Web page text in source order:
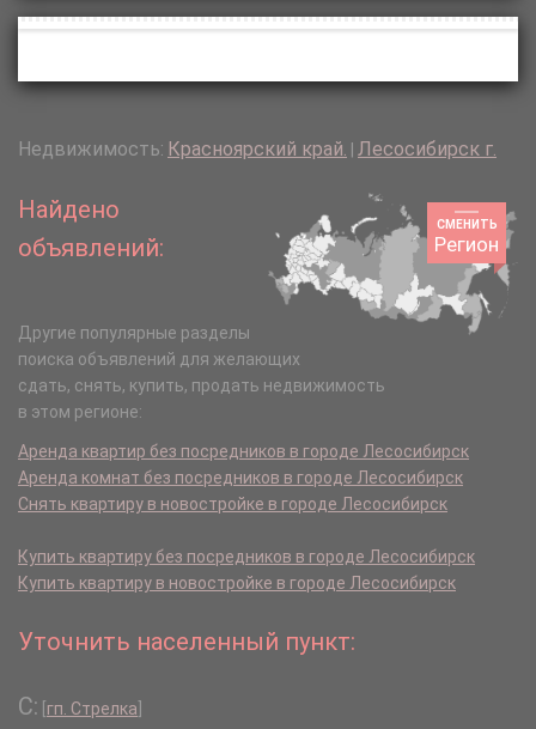
Недвижимость: Красноярский край. Лесосибирск г.
СМЕНИТЬ
Регион
Найдено
объявлений:
Другие популярные разделы
поиска объявлений для желающих
сдать, снять, купить, продать недвижимость
в этом регионе:
Аренда квартир без посредников в городе Лесосибирск
Аренда комнат без посредников в городе Лесосибирск
Снять квартиру в новостройке в городе Лесосибирск
Купить квартиру без посредников в городе Лесосибирск
Купить квартиру в новостройке в городе Лесосибирск
Уточнить населенный пункт:
С: гп. Стрелка